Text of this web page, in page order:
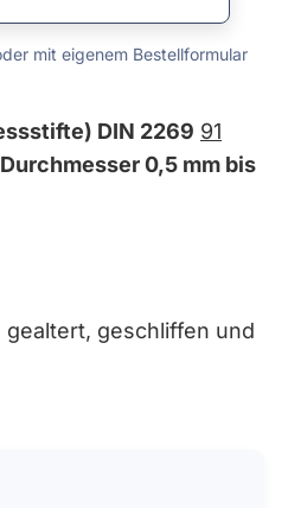
mit eigenem Bestellformular
DIN 2269 91
Durchmesser 0,5 mm bis
geschliffen und